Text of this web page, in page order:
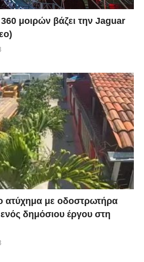
μοιρών βάζει την Jaguar
με οδοστρωτήρα
ενός δημόσιου έργου στη